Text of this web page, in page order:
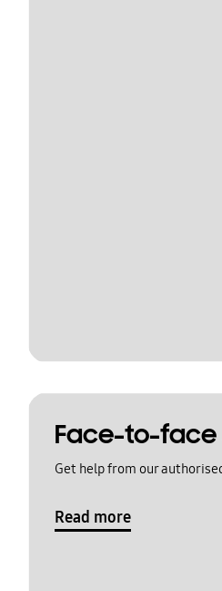
Face-to-
Get help from our
Read more